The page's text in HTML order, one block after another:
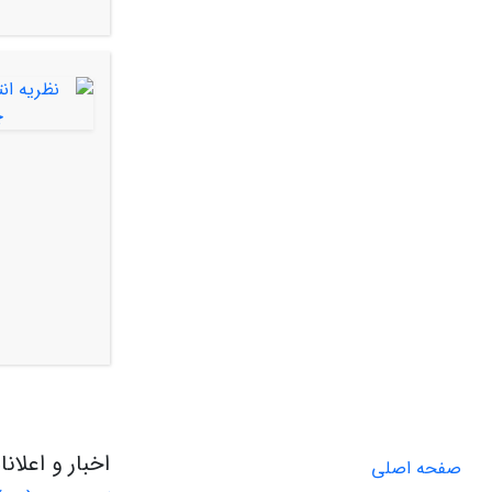
صفحه اصلی
اخبار و